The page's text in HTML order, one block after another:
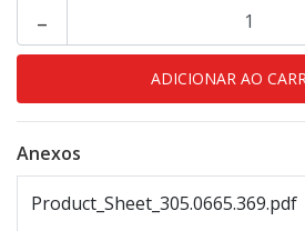
-
Anexos
Product_Sheet_305.0665.369.pdf